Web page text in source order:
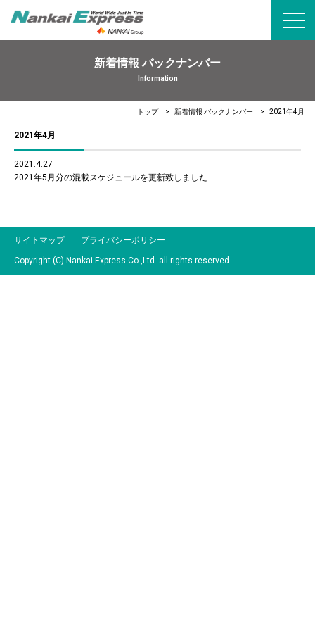
新着情報 バックナンバー
Information
トップ 新着情報 バックナンバー 2021年4月
2021年4月
2021.4.27
2021年5月分の混載スケジュールを更新致しました
サイトマップ プライバシーポリシー
Copyright (C) Nankai Express Co.,Ltd. all rights reserved.